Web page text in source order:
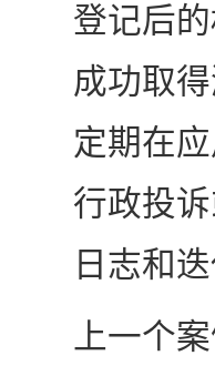
登记后
成功取
定期在
行政投
日志和
上一个